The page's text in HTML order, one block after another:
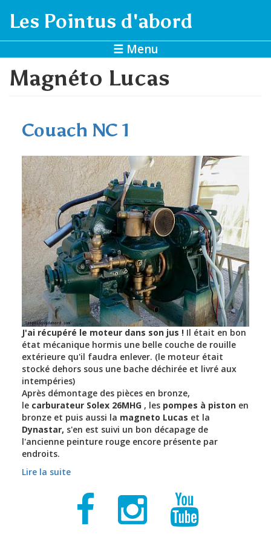
Les Pointus d'abord
☰ Menu
Magnéto Lucas
Couach NC 1
J'ai récupéré le moteur dans son jus !Il était en bon
état mécanique hormis une belle couche de rouille
extérieure qu'il faudra enlever. (le moteur était
stocké dehors sous une bache déchirée et livré aux
intempéries)
Après démontage des pièces en bronze,
le carburateur Solex 26MHG, les pompes à pistonen
bronze et puis aussi la magneto Lucas et la
Dynastar, s'en est suivi un bon décapage de
l'ancienne peinture rouge encore présente par
endroits.
Lire la suitede Couach NC 1